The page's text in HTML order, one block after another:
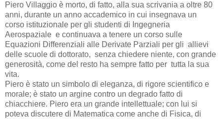
Piero Villaggio è morto, di fatto, alla sua scrivania a oltre 80
anni, durante un anno accademico in cui insegnava un
corso istituzionale per gli studenti di Ingegneria
Aerospaziale e continuava a tenere un corso sulle
Equazioni Differenziali alle Derivate Parziali per gli allievi
delle scuole di dottorato, senza chiedere niente, con grande
generosità, come del resto ha sempre fatto per tutta la sua
vita.
Piero è stato un simbolo di eleganza, di rigore scientifico e
morale; è stato un argine contro un degrado fatto di
chiacchiere. Piero era un grande intellettuale; con lui si
poteva discutere di Matematica come anche di Fisica, di